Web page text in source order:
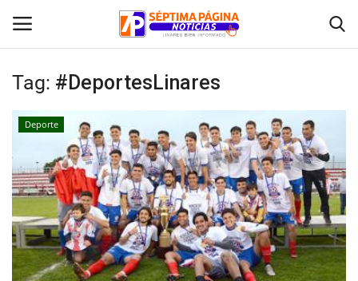
Inicio
Policial
Tribunales
Deporte
Tag: #DeportesLinares
Deporte